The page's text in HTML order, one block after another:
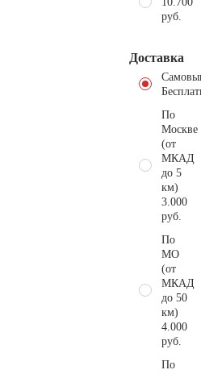
руб.
Доставка
По
Москве
(от
МКАД
до 5
км)
3.000
руб.
По
МО
(от
МКАД
до 50
км)
4.000
руб.
По